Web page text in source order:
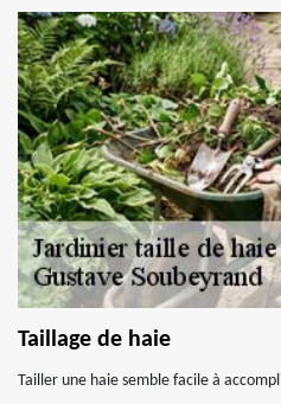
Taillage de haie
Tailler une haie semble facile à